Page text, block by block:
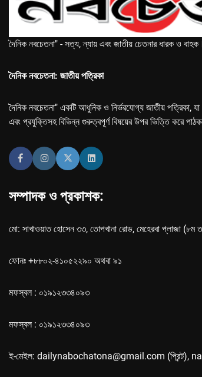
দৈনিক নবচেতনা" - সত্য, ন্যায় এবং জাতীয় চেতনার ধারক ও বাহক।
দৈনিক নবচেতনা: জাতীয় পত্রিকা
দৈনিক নবচেতনা" একটি আধুনিক ও নির্ভরযোগ্য জাতীয় পত্রিকা, যা
এবং প্রযুক্তিসহ বিভিন্ন গুরুত্বপূর্ণ বিষয়ের উপর ভিত্তি করে
সম্পাদক ও প্রকাশক:
মো: সাখাওয়াত হোসেন ৩৩, তোপখানা রোড, মেহেরবা প্লাজা (৮ম
ফোনঃ +৮৮০২-৪১০৫২২৯০ অথবা ৯১
মফস্বল : ০১৯১২৩৩৪০৯৩
মফস্বল : ০১৯১২৩৩৪০৯৩
ই-মেইল: dailynabochatona@gmail.com (প্রিন্ট),